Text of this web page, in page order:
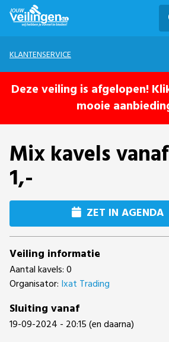
KLANTENSERVICE
Deze veiling is afgelopen!
mooie
Mix kavels
1,-
ZET IN AGENDA
Veiling informatie
Aantal kavels: 0
Organisator: Ixat Trading
Sluiting vanaf
19-09-2024 - 20:15 (en daarna)